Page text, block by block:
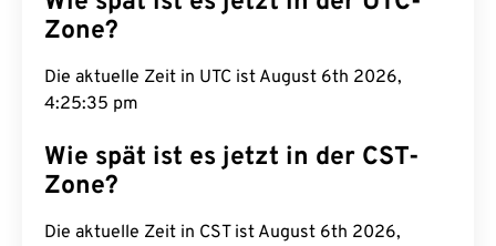
Zone?
Die aktuelle Zeit in UTC ist August 6th 2026,
4:25:36 pm
Wie spät ist es jetzt in der CST-
Zone?
Die aktuelle Zeit in CST ist August 6th 2026,